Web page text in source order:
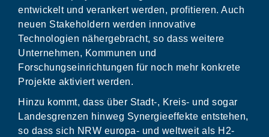
entwickelt und verankert werden, profitieren. Auch
neuen Stakeholdern werden innovative
Technologien nähergebracht, so dass weitere
Unternehmen, Kommunen und
Forschungseinrichtungen für noch mehr konkrete
Projekte aktiviert werden.
Hinzu kommt, dass über Stadt-, Kreis- und sogar
Landesgrenzen hinweg Synergieeffekte entstehen,
so dass sich NRW europa- und weltweit als H2-